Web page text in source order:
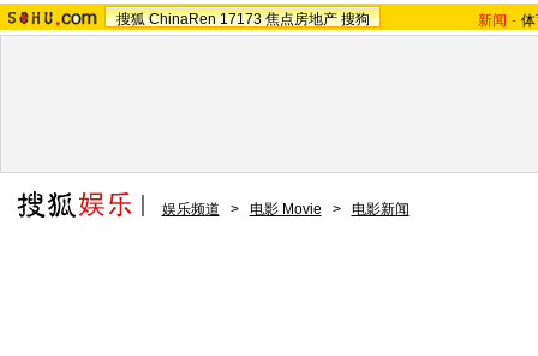
搜狐 ChinaRen 17173 焦点房地产 搜狗 新闻 -
娱乐频道 > 电影 Movie > 电影新闻